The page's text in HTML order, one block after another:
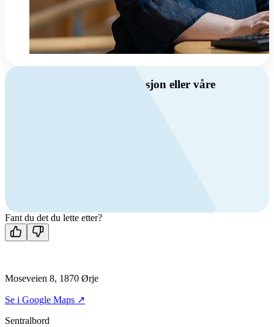
Har du spørsmål om ventilasjon eller våre
Kontakt oss
Fant du det du lette etter?
Moseveien 8, 1870 Ørje
Se i Google Maps ↗
Sentralbord